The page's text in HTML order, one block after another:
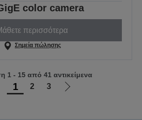
color camera
περισσότερα
Σημεία πώλησης
1 2 3
Μετάβαση
1 - 15 από 41 αντικείμενα